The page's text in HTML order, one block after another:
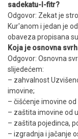
sadekatu-l-fitr?
Odgovor: Zekat je
Kur'anom i jedan je
obaveza propisana
Koja je osnovna
Odgovor: Osnovna
slijedećem:
– zahvalnost
imovine;
– čišćenje imovine
– zaštita imovine od
– zaštita pojedinca,
– izgradnja i jačanje